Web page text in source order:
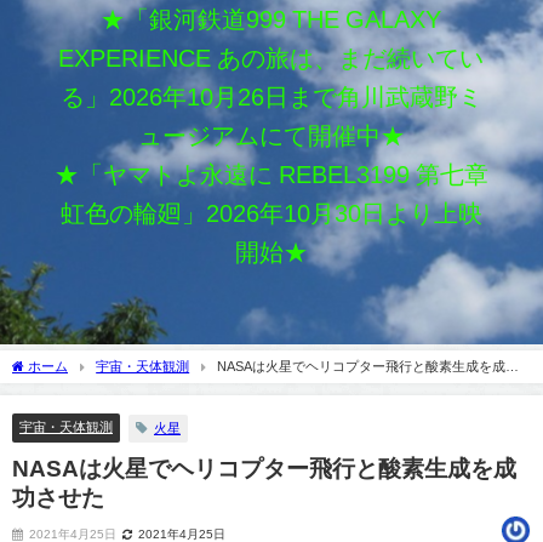
★「銀河鉄道999 THE GALAXY
EXPERIENCE あの旅は、まだ続いてい
る」2026年10月26日まで角川武蔵野ミ
ュージアムにて開催中★
★「ヤマトよ永遠に REBEL3199 第七章
虹色の輪廻」2026年10月30日より上映
開始★
ホーム 宇宙・天体観測
NASAは火星でヘリコプター飛行と酸素生成を成功
宇宙・天体観測 火星
NASAは火星でヘリコプター飛行と酸素生成を成
功させた
2021年4月25日 2021年4月25日